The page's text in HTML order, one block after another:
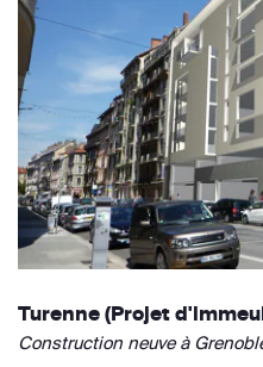
Turenne (Projet
Construction neuve à